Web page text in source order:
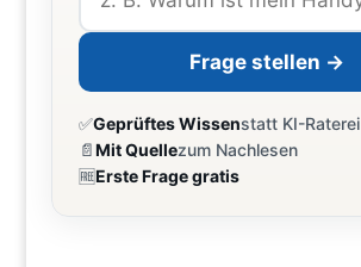
Frage stellen →
✅Geprüftes Wissenstatt KI-Raterei
📄Mit Quellezum Nachlesen
🆓Erste Frage gratis